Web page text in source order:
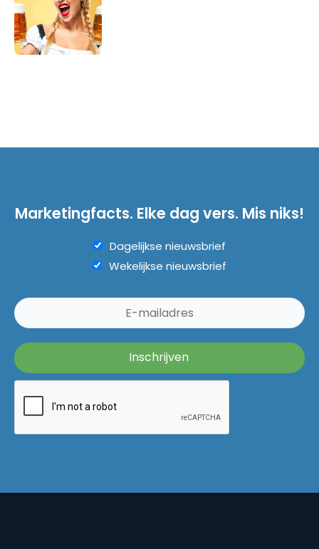
Marketingfacts. Elke dag vers. Mis niks!
Dagelijkse nieuwsbrief
Wekelijkse nieuwsbrief